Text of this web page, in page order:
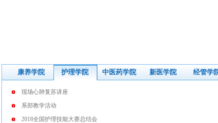
康养学院 护理学院 中医药学院 新医学院 经管学
现场心肺复苏讲座
系部教学活动
2018全国护理技能大赛总结会